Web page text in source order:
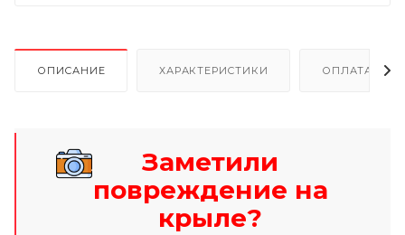
ОПИСАНИЕ ХАРАКТЕРИСТИКИ ОПЛАТА И
Заметили
повреждение на
крыле?